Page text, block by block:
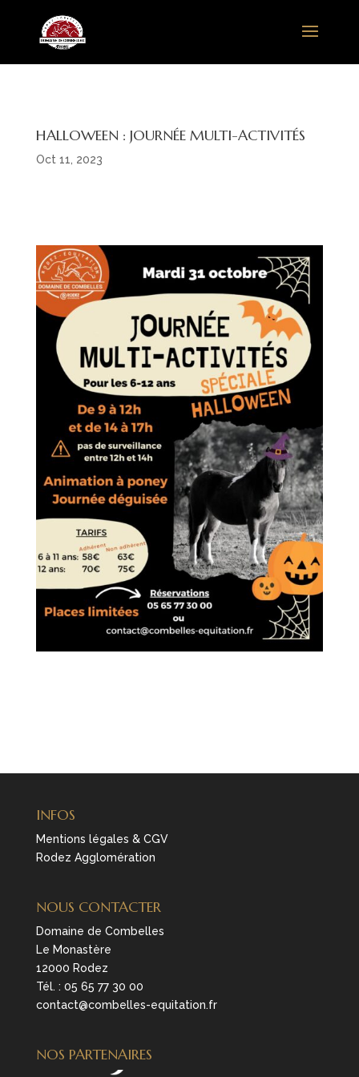
HALLOWEEN : JOURNÉE MULTI-ACTIVITÉS
Oct 11, 2023
INFOS
Mentions légales & CGV
Rodez Agglomération
NOUS CONTACTER
Domaine de Combelles
Le Monastère
12000 Rodez
Tél. : 05 65 77 30 00
contact@combelles-equitation.fr
NOS PARTENAIRES